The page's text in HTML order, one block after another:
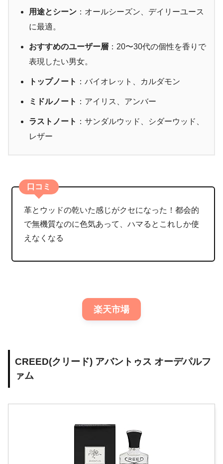
用途とシーン ：オールシーズン、デイリーユース
に最適。
おすすめのユーザー層 ：20〜30代の個性を香りで
表現したい男女。
トップノート ：バイオレット、カルダモン
ミドルノート ：アイリス、アンバー
ラストノート ：サンダルウッド、シダーウッド、
レザー
口コミ
革とウッドの乾いた感じがクセになった！都会的
で無機質なのに色気あって、ハマるとこれしか使
えなくなる
楽天市場
CREED(クリード) アバントゥス オーデパルフ
ァム